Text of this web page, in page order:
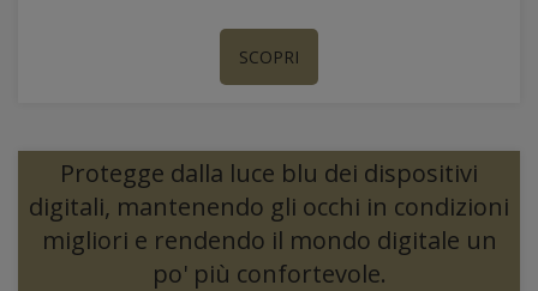
SCOPRI
Protegge dalla luce blu dei dispositivi
digitali, mantenendo gli occhi in condizioni
migliori e rendendo il mondo digitale un
po' più confortevole.